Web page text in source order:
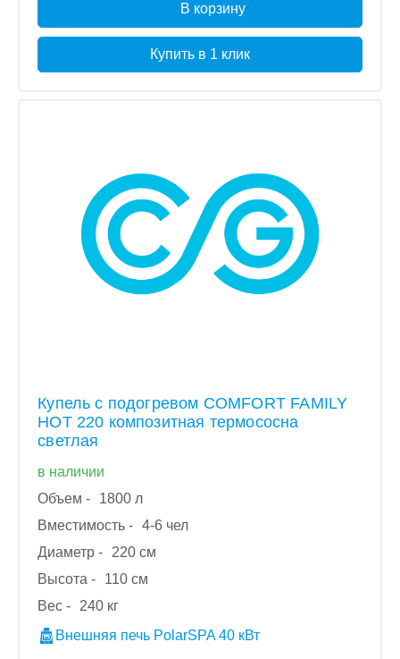
В корзину
Купить в 1 клик
Купель с подогревом COMFORT FAMILY
HOT 220 композитная термососна
светлая
в наличии
Объем -
1800 л
Вместимость - 4-6 чел
Диаметр -
220 см
Высота -
110 см
Вес -
240 кг
Внешняя печь PolarSPA 40 кВт